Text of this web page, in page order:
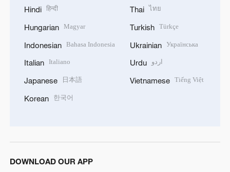
Hindi हिन्दी
Hungarian Magyar
Indonesian Bahasa Indonesia
Italian Italiano
Japanese 日本語
Korean 한국어
Thai ไทย
Turkish Türkçe
Ukrainian Українська
Urdu اردو
Vietnamese Tiếng Việt
DOWNLOAD OUR APP